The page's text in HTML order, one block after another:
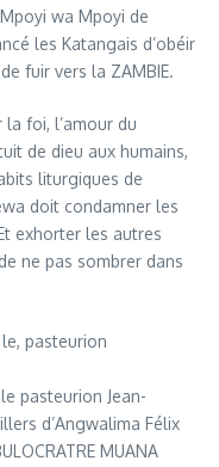
wa Mpoyi de
les Katangais d’obéir
fuir vers la ZAMBIE.
la foi, l’amour du
de dieu aux humains,
liturgiques de
doit condamner les
exhorter les autres
ne pas sombrer dans
pasteurion
pasteurion Jean-
d’Angwalima Félix
MUANA